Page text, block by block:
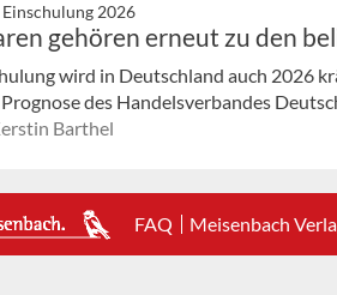
Einschulung 2026
gehören erneut zu den
wird in Deutschland auch 2026
des Handelsverbandes
Barthel
FAQ Meisenbach